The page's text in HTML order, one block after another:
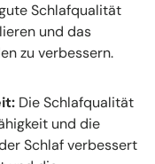
Schlafqualität
und das
zu verbessern.
Die Schlafqualität
und die
Schlaf verbessert